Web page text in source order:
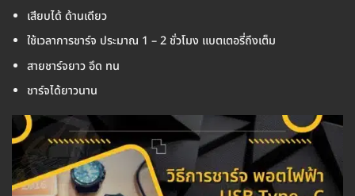
เสียบได้ ด้านเดียว
ใช้เวลาการชาร์จ ประมาณ 1 – 2 ชั่วโมง แบตเตอรี่ถึงเต็ม
สายชาร์จยาว อึด ทน
ชาร์จได้ยาวนาน